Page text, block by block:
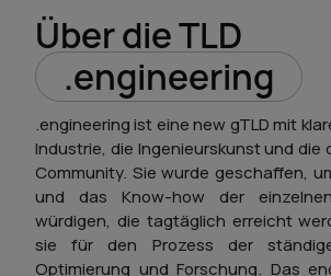
Über die TLD
.engineering
.engineering ist eine new gTLD mit
Industrie, die Ingenieurskunst und die
Community. Sie wurde geschaffen,
und das Know-how der
würdigen, die tagtäglich erreicht
sie für den Prozess der
Optimierung und Forschung. Das